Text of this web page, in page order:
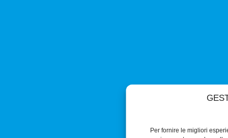
Per fornire le migliori